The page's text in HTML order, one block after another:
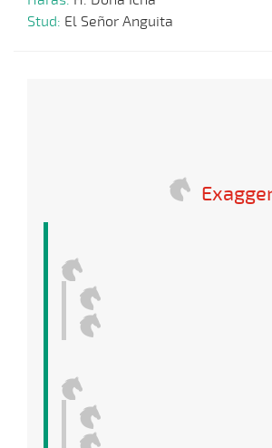
Stud: El Señor Anguita